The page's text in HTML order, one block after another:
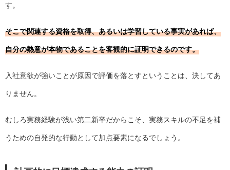
す。
そこで関連する資格を取得、あるいは学習している事実があれば、
自分の熱意が本物であることを客観的に証明できるのです。
入社意欲が強いことが原因で評価を落とすということは、決してあ
りません。
むしろ実務経験が浅い第二新卒だからこそ、実務スキルの不足を補
うための自発的な行動として加点要素になるでしょう。